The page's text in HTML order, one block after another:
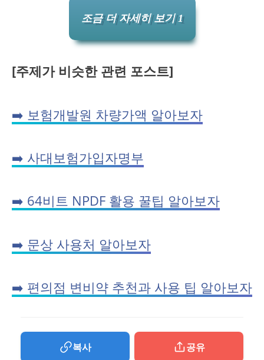
조금 더 자세히 보기 1
[주제가 비슷한 관련 포스트]
➡️ 보험개발원 차량가액 알아보자
➡️ 사대보험가입자명부
➡️ 64비트 NPDF 활용 꿀팁 알아보자
➡️ 문상 사용처 알아보자
➡️ 편의점 변비약 추천과 사용 팁 알아보자
복사 공유